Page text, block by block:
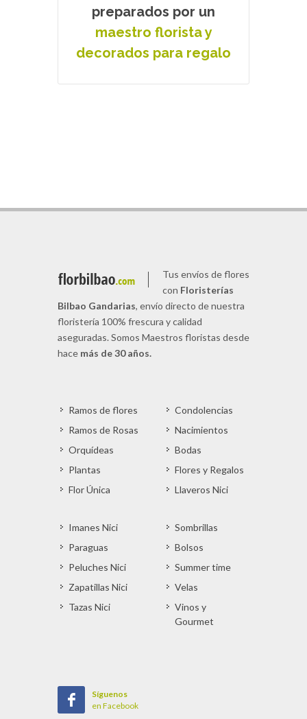
preparados por un
maestro florista y
decorados para regalo
Tus envíos de flores
con Floristerías
Bilbao Gandarias, envío directo de nuestra
floristería 100% frescura y calidad
aseguradas. Somos Maestros floristas desde
hace más de 30 años.
Ramos de flores
Ramos de Rosas
Orquídeas
Plantas
Flor Única
Condolencias
Nacimientos
Bodas
Flores y Regalos
Llaveros Nici
Imanes Nici
Paraguas
Peluches Nici
Zapatillas Nici
Tazas Nici
Sombrillas
Bolsos
Summer time
Velas
Vinos y
Gourmet
Síguenos
en Facebook